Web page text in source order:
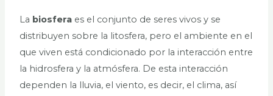
La biosfera es el conjunto de seres vivos y se
distribuyen sobre la litosfera, pero el ambiente en el
que viven está condicionado por la interacción entre
la hidrosfera y la atmósfera. De esta interacción
dependen la lluvia, el viento, es decir, el clima, así